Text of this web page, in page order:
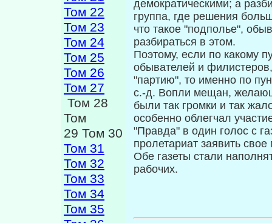
Том 22
Том 23
Том 24
Том 25
Том 26
Том 27
Том 28
Том
29 Том 30
Том 31
Том 32
Том 33
Том 34
Том 35
демократическими; а
группа, где решения
что такое "подполье",
разбираться в этом.
Поэтому, если по какому
обыва­телей и
"партию", то именно по
с.-д. Вопли мещан,
были так громки и так
особенно облегчал
"Правда" в один голос с
пролетариат заявить
Обе газеты стали
рабочих.